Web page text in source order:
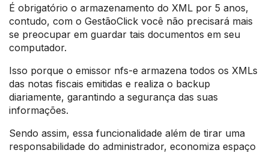
É obrigatório o armazenamento do XML por 5 anos,
contudo, com o GestãoClick você não precisará mais
se preocupar em guardar tais documentos em seu
computador.
Isso porque o emissor nfs-e armazena todos os XMLs
das notas fiscais emitidas e realiza o backup
diariamente, garantindo a segurança das suas
informações.
Sendo assim, essa funcionalidade além de tirar uma
responsabilidade do administrador, economiza espaço